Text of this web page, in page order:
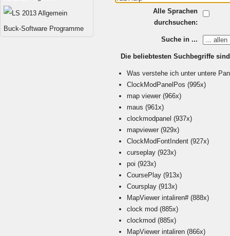
Buck-Software Programme
Alle Sprachen
durchsuchen:
Suche in ...
Die beliebtesten Suchbegriffe
Was verstehe ich unter untere
ClockModPanelPos (995x)
map viewer (966x)
maus (961x)
clockmodpanel (937x)
mapviewer (929x)
ClockModFontIndent (927x)
curseplay (923x)
poi (923x)
CoursePlay (913x)
Coursplay (913x)
MapViewer intaliren#(888x)
clock mod (885x)
clockmod (885x)
MapViewer intaliren (866x)